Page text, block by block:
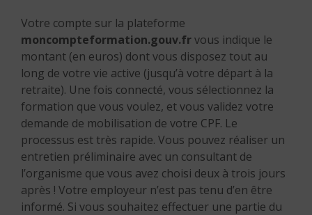
Votre compte sur la plateforme
moncompteformation.gouv.frvous indique le
montant (en euros) dont vous disposez tout au
long de votre vie active (jusqu’à votre départ à la
retraite). Une fois connecté, vous sélectionnez la
formation que vous voulez, et vous validez votre
demande de mobilisation de votre CPF. Le
processus est très rapide. Vous pouvez réaliser un
entretien préliminaire avec un consultant de
l’organisme que vous avez choisi deux à trois jours
après ! Votre employeur n’est pas tenu d’en être
informé. Si vous souhaitez effectuer une partie du